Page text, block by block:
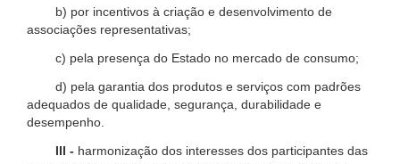
b) por incentivos à criação e desenvolvimento de
associações representativas;
c) pela presença do Estado no mercado de consumo;
d) pela garantia dos produtos e serviços com padrões
adequados de qualidade, segurança, durabilidade e
desempenho.
III - harmonização dos interesses dos participantes das